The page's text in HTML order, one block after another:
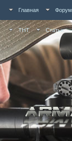
Главная Форум
ТНТ Статьи